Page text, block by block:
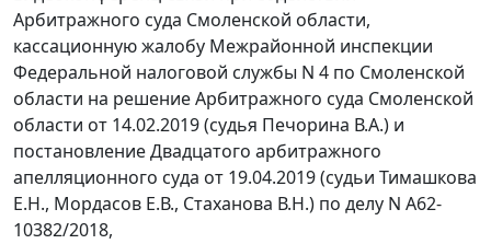
Арбитражного суда Смоленской области,
кассационную жалобу Межрайонной инспекции
Федеральной налоговой службы N 4 по Смоленской
области на решение Арбитражного суда Смоленской
области от 14.02.2019 (судья Печорина В.А.) и
постановление Двадцатого арбитражного
апелляционного суда от 19.04.2019 (судьи Тимашкова
Е.Н., Мордасов Е.В., Стаханова В.Н.) по делу N А62-
10382/2018,